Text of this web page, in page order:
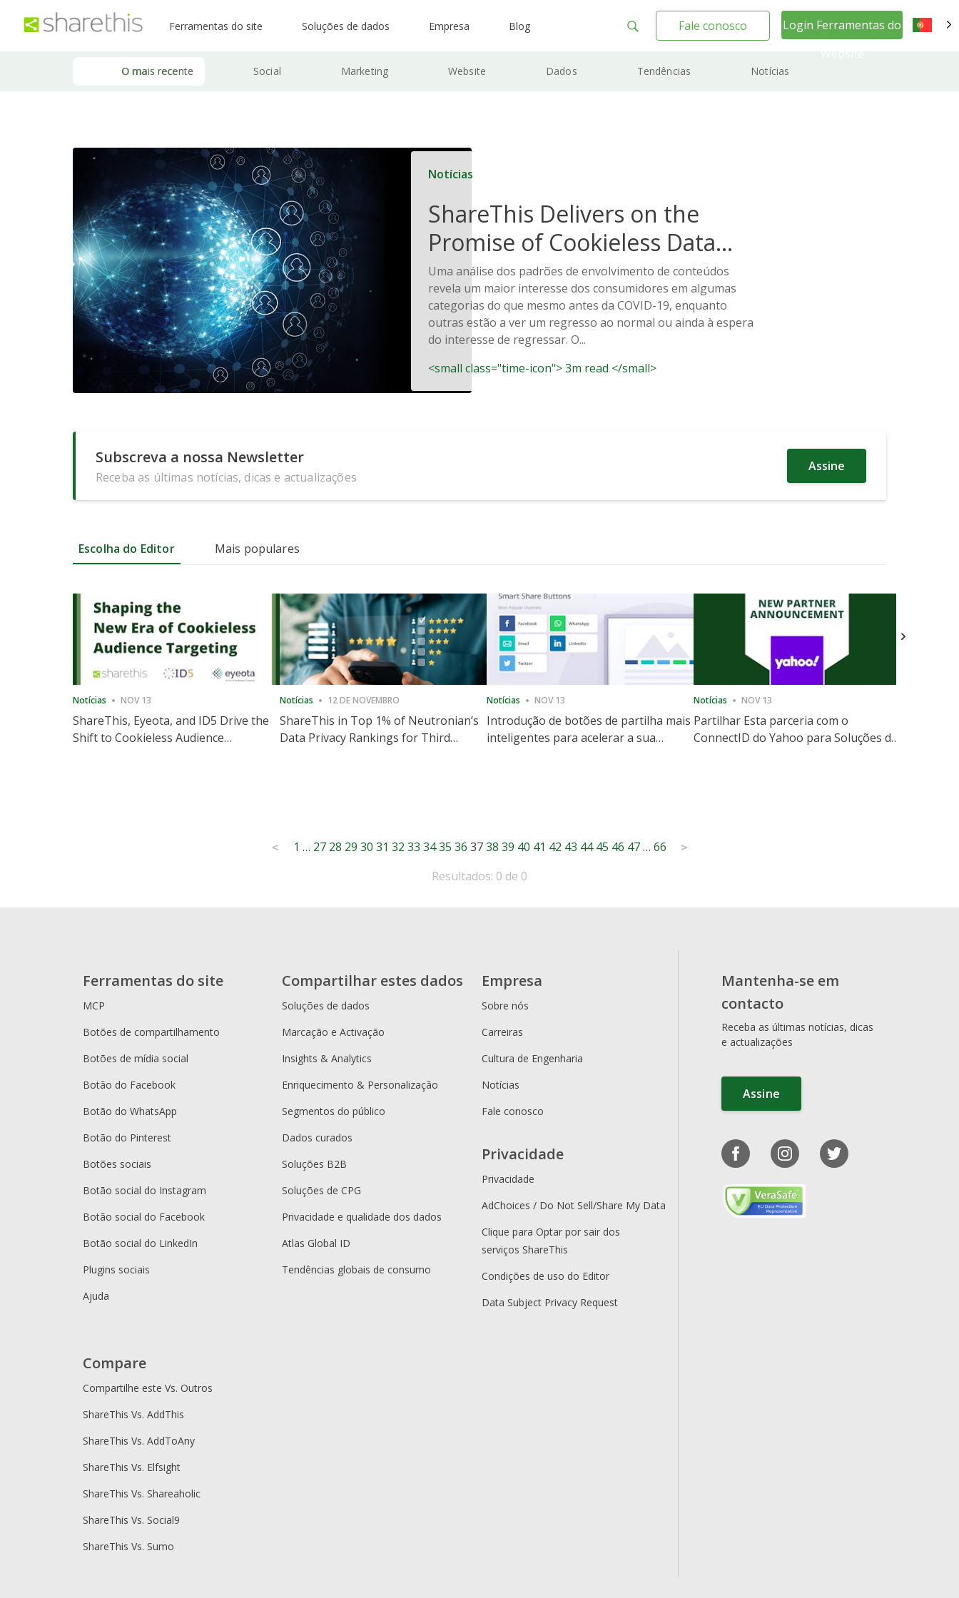
Ferramentas do site Soluções de dados Empresa Blog Fale conosco
Login Ferramentas do
O mais recente Social Marketing Website Dados Tendências Notícias
Notícias
ShareThis Delivers on the
Promise of Cookieless Data
Solutions
Uma análise dos padrões de envolvimento de conteúdos
revela um maior interesse dos consumidores em algumas
categorias do que mesmo antes da COVID-19, enquanto
outras estão a ver um regresso ao normal ou ainda à espera
do interesse de regressar. O...
<small class="time-icon"> 3m read </small>
Subscreva a nossa Newsletter
Receba as últimas notícias, dicas e actualizações
Assine
Escolha do Editor Mais populares
Notícias NOV 13
ShareThis, Eyeota, and ID5 Drive the
Shift to Cookieless Audience
Notícias 12 DE NOVEMBRO
ShareThis in Top 1% of Neutronian’s
Data Privacy Rankings for Third
Notícias NOV 13
Introdução de botões de partilha mais
inteligentes para acelerar a sua
Notícias NOV 13
Partilhar Esta parceria com o
ConnectID do Yahoo para Soluções de
< 1 … 27 28 29 30 31 32 33 34 35 36 37 38 39 40 41 42 43 44 45 46 47 … 66 >
Resultados: 0 de 0
Ferramentas do site
MCP
Botões de compartilhamento
Botões de mídia social
Botão do Facebook
Botão do WhatsApp
Botão do Pinterest
Botões sociais
Botão social do Instagram
Botão social do Facebook
Botão social do LinkedIn
Plugins sociais
Ajuda
Compartilhar estes dados
Soluções de dados
Marcação e Activação
Insights & Analytics
Enriquecimento & Personalização
Segmentos do público
Dados curados
Soluções B2B
Soluções de CPG
Privacidade e qualidade dos dados
Atlas Global ID
Tendências globais de consumo
Empresa
Sobre nós
Carreiras
Cultura de Engenharia
Notícias
Fale conosco
Privacidade
Privacidade
AdChoices / Do Not Sell/Share My Data
Clique para Optar por sair dos
serviços ShareThis
Condições de uso do Editor
Data Subject Privacy Request
Compare
Compartilhe este Vs. Outros
ShareThis Vs. AddThis
ShareThis Vs. AddToAny
ShareThis Vs. Elfsight
ShareThis Vs. Shareaholic
ShareThis Vs. Social9
ShareThis Vs. Sumo
Mantenha-se em
contacto
Receba as últimas notícias, dicas
e actualizações
Assine